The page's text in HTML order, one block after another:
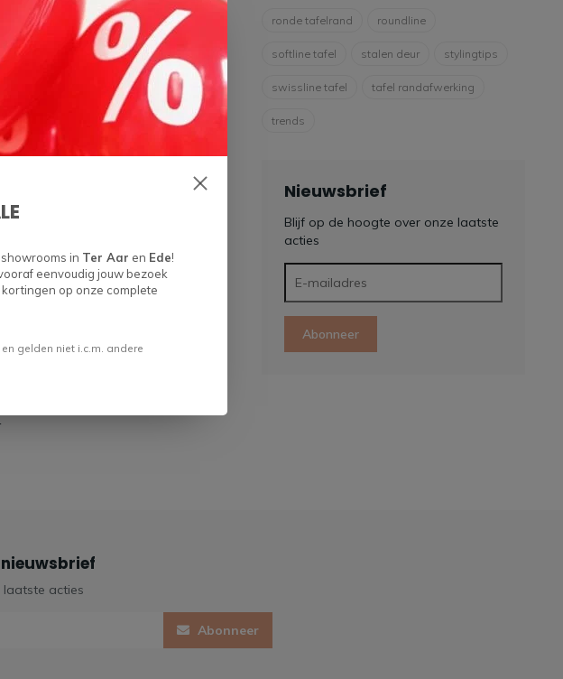
ronde tafelrand roundline
softline tafel stalen deur stylingtips
swissline tafel tafel randafwerking
trends
Nieuwsbrief
Blijf op de hoogte over onze laatste
acties
Abonneer
acties
Abonneer
in Ter Aar en Ede!
vooraf eenvoudig jouw bezoek
op onze complete
gelden niet i.c.m. andere